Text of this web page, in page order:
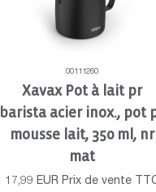
00111260
Xavax Pot à lait pr
barista acier inox., pot
mousse lait, 350 ml, nr
mat
17,99 EUR Prix de vente